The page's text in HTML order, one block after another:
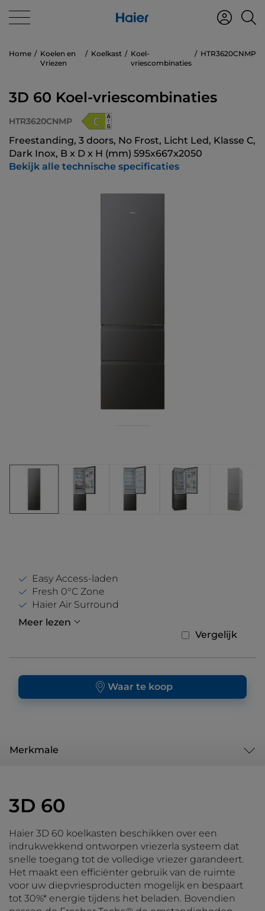
Home
Koelen en
Vriezen
Koelkast
Koel-
vriescombinaties
HTR3620CNMP
3D 60 Koel-vriescombinaties
HTR3620CNMP
Freestanding, 3 doors, No Frost, Licht Led, Klasse C,
Dark Inox, B x D x H (mm) 595x667x2050
Bekijk alle technische specificaties
Easy Access-laden
Fresh 0°C Zone
Haier Air Surround
Meer lezen
Vergelijk
Waar te koop
Merkmale
3D 60
Haier 3D 60 koelkasten beschikken over een
indrukwekkend ontworpen vriezerla systeem dat
snelle toegang tot de volledige vriezer garandeert.
Het maakt een efficiënter gebruik van de ruimte
voor uw diepvriesproducten mogelijk en bespaart
tot 30%* energie tijdens het beladen. Bovendien